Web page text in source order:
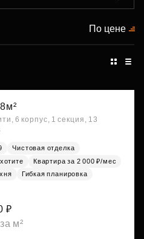
По цене
6 корпус, 1 секция, 13
Чистовая отделка
Квартира за 2 000 ₽/мес
Гибкая планировка
₽
м²